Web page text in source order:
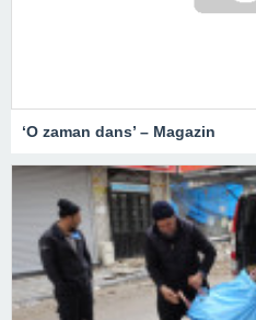
‘O zaman dans’ – Magazin